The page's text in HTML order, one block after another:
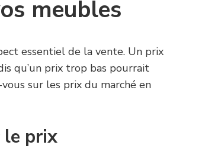
meubles
essentiel de la vente. Un prix
qu’un prix trop bas pourrait
sur les prix du marché en
le prix